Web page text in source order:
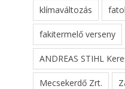
klímaváltozás
fakitermelő verseny
ANDREAS STIHL
Mecsekerdő Zrt.